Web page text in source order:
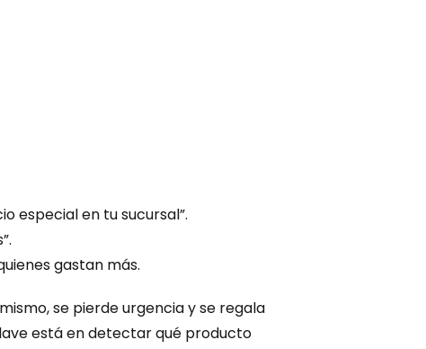
especial en tu sucursal”.
gastan más.
se pierde urgencia y se regala
está en detectar qué producto